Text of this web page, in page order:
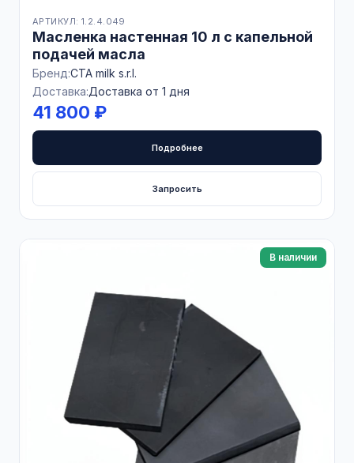
АРТИКУЛ: 1.2.4.049
Масленка настенная 10 л с капельной
подачей масла
Бренд:CTA milk s.r.l.
Доставка:Доставка от 1 дня
41 800 ₽
Подробнее
Запросить
В наличии